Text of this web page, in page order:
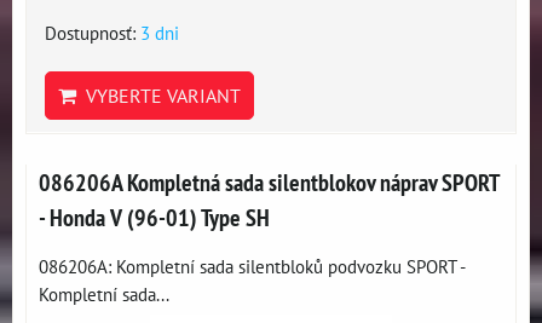
Dostupnosť: 3 dni
VYBERTE VARIANT
086206A Kompletná sada silentblokov náprav SPORT
- Honda V (96-01) Type SH
086206A: Kompletní sada silentbloků podvozku SPORT -
Kompletní sada...